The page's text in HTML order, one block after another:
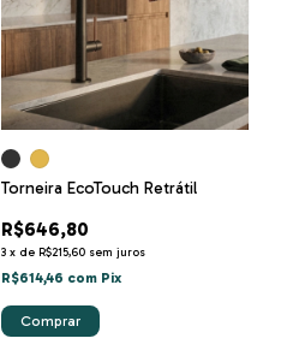
Torneira EcoTouch Retrátil
R$646,80
3 x deR$215,60 sem juros
R$614,46 com Pix
Comprar